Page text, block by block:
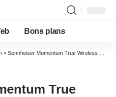
Bons plans
> Sennheiser Momentum True Wireless 3 : Test complet
True